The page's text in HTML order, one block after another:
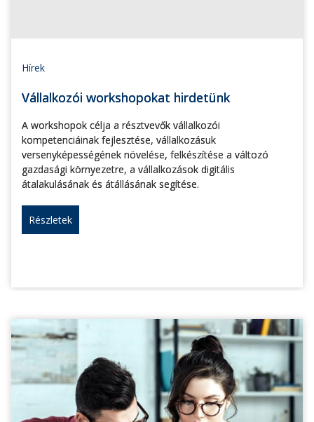
Hírek
Vállalkozói workshopokat hirdetünk
A workshopok célja a résztvevők vállalkozói
kompetenciáinak fejlesztése, vállalkozásuk
versenyképességének növelése, felkészítése a változó
gazdasági környezetre, a vállalkozások digitális
átalakulásának és átállásának segítése.
Részletek